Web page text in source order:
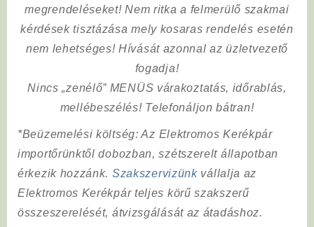
megrendeléseket! Nem ritka a felmerülő szakmai
kérdések tisztázása mely kosaras rendelés esetén
nem lehetséges! Hívását azonnal az üzletvezető
fogadja!
Nincs „zenélő” MENÜS várakoztatás, időrablás,
mellébeszélés! Telefonáljon bátran!
*Beüzemelési költség: Az Elektromos Kerékpár
importőrünktől dobozban, szétszerelt állapotban
érkezik hozzánk. Szakszervizünk vállalja az
Elektromos Kerékpár teljes körű szakszerű
összeszerelését, átvizsgálását az átadáshoz.